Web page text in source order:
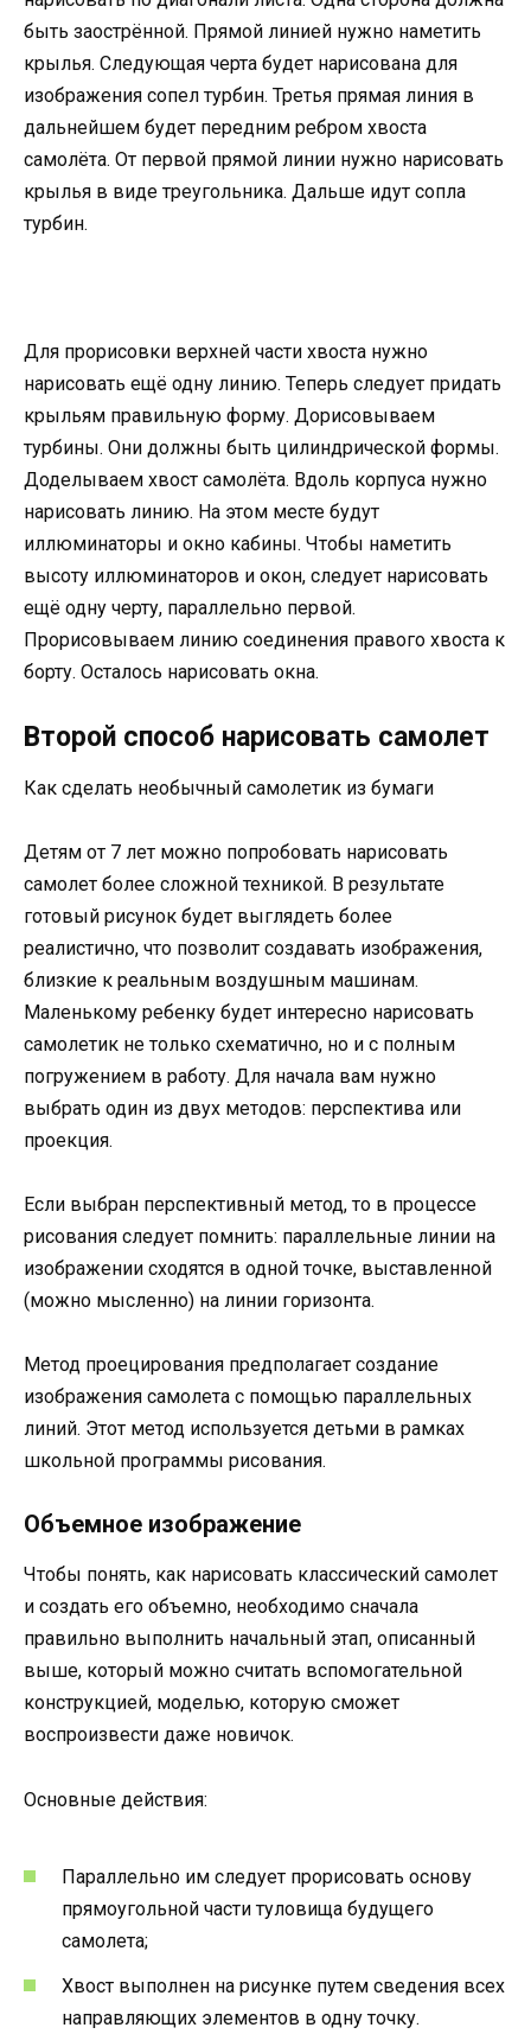
быть заострённой. Прямой линией нужно наметить
крылья. Следующая черта будет нарисована для
изображения сопел турбин. Третья прямая линия в
дальнейшем будет передним ребром хвоста
самолёта. От первой прямой линии нужно нарисовать
крылья в виде треугольника. Дальше идут сопла
турбин.
Для прорисовки верхней части хвоста нужно
нарисовать ещё одну линию. Теперь следует придать
крыльям правильную форму. Дорисовываем
турбины. Они должны быть цилиндрической формы.
Доделываем хвост самолёта. Вдоль корпуса нужно
нарисовать линию. На этом месте будут
иллюминаторы и окно кабины. Чтобы наметить
высоту иллюминаторов и окон, следует нарисовать
ещё одну черту, параллельно первой.
Прорисовываем линию соединения правого хвоста к
борту. Осталось нарисовать окна.
Второй способ нарисовать самолет
Как сделать необычный самолетик из бумаги
Детям от 7 лет можно попробовать нарисовать
самолет более сложной техникой. В результате
готовый рисунок будет выглядеть более
реалистично, что позволит создавать изображения,
близкие к реальным воздушным машинам.
Маленькому ребенку будет интересно нарисовать
самолетик не только схематично, но и с полным
погружением в работу. Для начала вам нужно
выбрать один из двух методов: перспектива или
проекция.
Если выбран перспективный метод, то в процессе
рисования следует помнить: параллельные линии на
изображении сходятся в одной точке, выставленной
(можно мысленно) на линии горизонта.
Метод проецирования предполагает создание
изображения самолета с помощью параллельных
линий. Этот метод используется детьми в рамках
школьной программы рисования.
Объемное изображение
Чтобы понять, как нарисовать классический самолет
и создать его объемно, необходимо сначала
правильно выполнить начальный этап, описанный
выше, который можно считать вспомогательной
конструкцией, моделью, которую сможет
воспроизвести даже новичок.
Основные действия:
Параллельно им следует прорисовать основу
прямоугольной части туловища будущего
самолета;
Хвост выполнен на рисунке путем сведения всех
направляющих элементов в одну точку.